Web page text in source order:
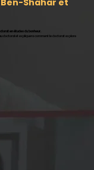
Shahar et
en études du bonheur.
doctoral et expliquera comment le doctorat explore